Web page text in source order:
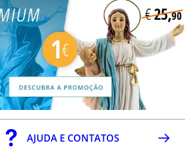
AJUDA E CONTATOS